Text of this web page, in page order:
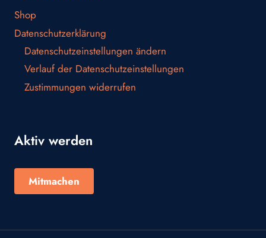
Shop
Datenschutzerklärung
Datenschutzeinstellungen ändern
Verlauf der Datenschutzeinstellungen
Zustimmungen widerrufen
Aktiv werden
Mitmachen